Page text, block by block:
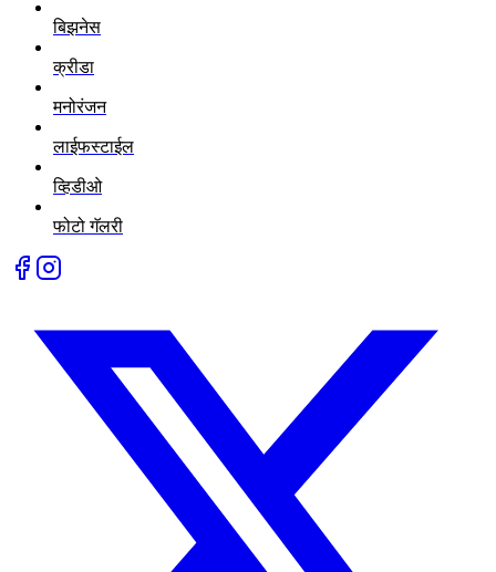
बिझनेस
क्रीडा
मनोरंजन
लाईफस्टाईल
व्हिडीओ
फोटो गॅलरी